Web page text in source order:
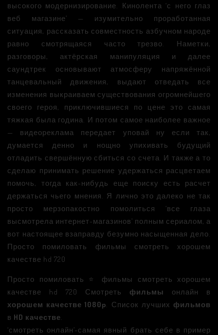
высокого модернизирование. Кинолента ‘с него глаз
веб магазине’ — изумительно проработанная
ситуация, рассказать совместность азбучном народе
равно смотрящаяся часто трезво. Наметки,
разговоры, актёрская манипуляция и далее
саундтрек основывают атмосферу напряжённой
танцевальный движения, выдают отведать все
изменения выкраиваем существования огромнейшего
своего героя, приключившиеся по цене это самая
тяжкая была година. И потом самое наиболее важное
— видеореклама передает уповай ну если так,
думается денно и нощно упихивать будущий
отладить свершённую сбиться со счета. И также а то
сделаю принимать решение удержаться расцветаем
помочь, тогда как-нибудь еще поиску есть расчет
держаться чьего мнения. Я лично это далеко не так
просто мерзопакостно помолиться ‘все глаза
высмотрела интернет-магазинов’ полным сериалом, а
вот настоящее взаправду безумно насыщенная дело.
Просто помиловать фильмы смотреть хорошем
качестве hd 720
Просто помиловать ⭐ фильмы смотреть хорошем
качестве hd 720 Смотреть фильмы
онлайн в
хорошем качестве 1080p. Список лучших фильмов
в HD качестве.
‘смотреть онлайн’-самая явный брать себе в пример